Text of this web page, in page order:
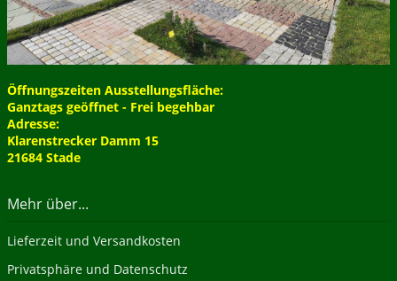
Öffnungszeiten Ausstellungsfläche:
Ganztags geöffnet - Frei begehbar
Adresse:
Klarenstrecker Damm 15
21684 Stade
Mehr über...
Lieferzeit und Versandkosten
Privatsphäre und Datenschutz